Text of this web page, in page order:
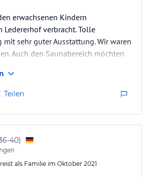
erwachsenen Kindern
Ledererhof verbracht. Tolle
mit sehr guter Ausstattung. Wir waren
Auch den Saunabereich möchten
zu erreichen. Skipiste ebenfalls nur
Auto oder Bus entfernt. Frische Eier,
Marmelade können gleich vom
Sehr angenehme, stets
und hilfsbereite Gastgeber. Wir
wohl gefühlt und…
Teilen
40)
als Familie im Oktober 2021